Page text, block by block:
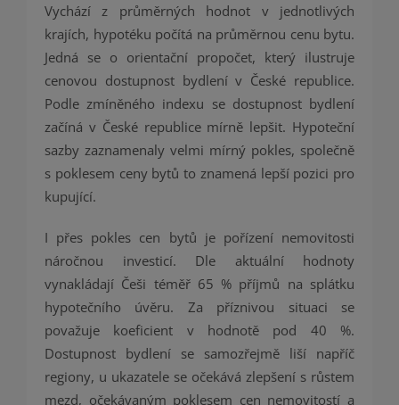
Vychází z průměrných hodnot v jednotlivých
krajích, hypotéku počítá na průměrnou cenu bytu.
Jedná se o orientační propočet, který ilustruje
cenovou dostupnost bydlení v České republice.
Podle zmíněného indexu se dostupnost bydlení
začíná v České republice mírně lepšit. Hypoteční
sazby zaznamenaly velmi mírný pokles, společně
s poklesem ceny bytů to znamená lepší pozici pro
kupující.
I přes pokles cen bytů je pořízení nemovitosti
náročnou investicí. Dle aktuální hodnoty
vynakládají Češi téměř 65 % příjmů na splátku
hypotečního úvěru. Za příznivou situaci se
považuje koeficient v hodnotě pod 40 %.
Dostupnost bydlení se samozřejmě liší napříč
regiony, u ukazatele se očekává zlepšení s růstem
mezd, očekávaným poklesem cen nemovitostí a